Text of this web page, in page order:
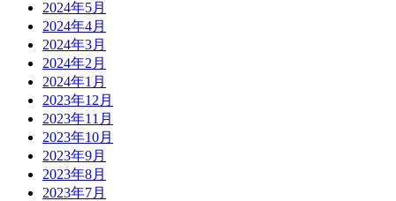
2024年5月
2024年4月
2024年3月
2024年2月
2024年1月
2023年12月
2023年11月
2023年10月
2023年9月
2023年8月
2023年7月